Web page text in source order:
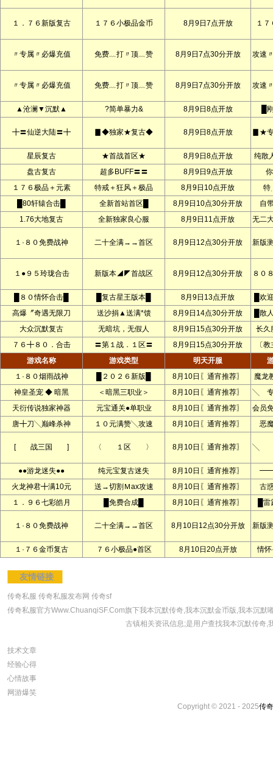
１．７６新版复古 １７６小极品金币 8月9日7点开放 １
〃专属〃必爆充值 免费﹏打〃顶﹏赞 8月9日7点30分开放 攻速
〃专属〃必爆充值 免费﹏打〃顶﹏赞 8月9日7点30分开放 攻速
▲沧澜▼沉默▲ ?简单暴力& 8月9日8点开放 █
╋〓仙逆大陆〓╋ ▊◆独家★复古◆ 8月9日8点开放 ▊★
星辰复古 ★首战首区★ 8月9日8点开放
纯散
盘古复古
超多BUFF〓〓 8月9日9点开放
１７６极品＋元素
特戒＋狂风＋极品 8月9日10点开放
特
█80轩辕合击█
全新首站首区█ 8月9日10点30分开放
自
1.76大地复古
全新独家良心服 8月9日11点开放 无二
１·８０免费战神 二十全满→→首区 8月9日12点30分开放 新版
１●９５玲珑合击 新版本◢◤首战区 8月9日12点30分开放 ８０
█８０情怀合击█ █复古星王版本█ 8月9日13点开放
█欢
高爆〞奇遇无限刀
送沙捐▲送满*馈 8月9日14点30分开放
█散
大众沉默复古
无暗坑，无假人 8月9日15点30分开放
长久
７６╋８０．合击
〓第１战．１区〓 8月9日15点30分开放
〔
游戏名称
游戏类型 明天开服
１·８０烟雨战神
█２０２６新版█ 8月10日〖通宵推荐〗
魔龙
神皇圣宠 ◆ 暗黑
＜暗黑三职业＞ 8月10日〖通宵推荐〗
╲ 专
天衍传说独家神器
元宝通关●单职业 8月10日〖通宵推荐〗
会员
唐╋刀╲巅峰杀神
１０元满赞╲攻速 8月10日〖通宵推荐〗 恶
[ 战三国 ] 〈 １区 〉 8月10日〖通宵推荐〗 ╲
●●游龙迷失●● 纯元宝复古迷失 8月10日〖通宵推荐〗
━━
火龙神君╋满10元
送→切割Ｍax攻速 8月10日〖通宵推荐〗
古
１．９６七彩皓月
█免费合成█ 8月10日〖通宵推荐〗 █
１·８０免费战神 二十全满→→首区 8月10日12点30分开放 新版
１·７６金币复古 ７６小极品●首区 8月10日20点开放 情怀
友情链接
传奇私服 传奇私服发布网 传奇sf
传奇私服官方Www.ChuanqiSF.Com旗下我本沉默传奇,我本沉默金币版,我本沉
古镇相关资讯信息;是用户查找我本沉默传奇,
技术文章
经验心得
心情故事
网游爆笑
Copyright © 2021 - 2025传